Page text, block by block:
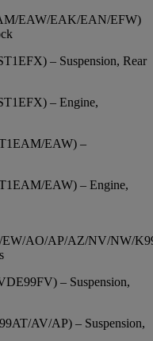
EAW/EAK/EAN/EFW)
– Suspension, Rear
– Engine,
EAW) –
EAW) – Engine,
AO/AP/AZ/NV/NW/
– Suspension,
AV/AP) – Suspension,